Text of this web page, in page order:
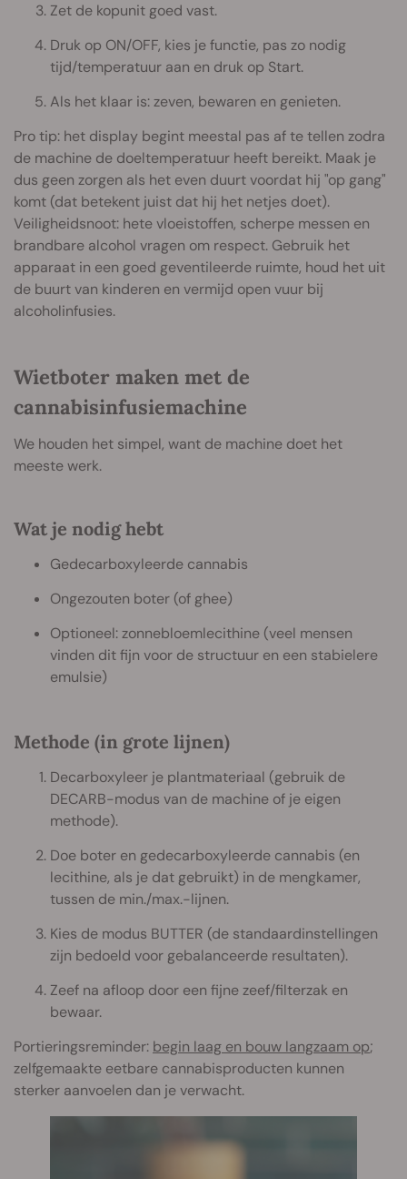
Zet de kopunit goed vast.
Druk op ON/OFF, kies je functie, pas zo nodig
tijd/temperatuur aan en druk op Start.
Als het klaar is: zeven, bewaren en genieten.
Pro tip: het display begint meestal pas af te tellen zodra
de machine de doeltemperatuur heeft bereikt. Maak je
dus geen zorgen als het even duurt voordat hij "op gang"
komt (dat betekent juist dat hij het netjes doet).
Veiligheidsnoot: hete vloeistoffen, scherpe messen en
brandbare alcohol vragen om respect. Gebruik het
apparaat in een goed geventileerde ruimte, houd het uit
de buurt van kinderen en vermijd open vuur bij
alcoholinfusies.
Wietboter maken met de
cannabisinfusiemachine
We houden het simpel, want de machine doet het
meeste werk.
Wat je nodig hebt
Gedecarboxyleerde cannabis
Ongezouten boter (of ghee)
Optioneel: zonnebloemlecithine (veel mensen
vinden dit fijn voor de structuur en een stabielere
emulsie)
Methode (in grote lijnen)
Decarboxyleer je plantmateriaal (gebruik de
DECARB-modus van de machine of je eigen
methode).
Doe boter en gedecarboxyleerde cannabis (en
lecithine, als je dat gebruikt) in de mengkamer,
tussen de min./max.-lijnen.
Kies de modus BUTTER (de standaardinstellingen
zijn bedoeld voor gebalanceerde resultaten).
Zeef na afloop door een fijne zeef/filterzak en
bewaar.
Portieringsreminder: begin laag en bouw langzaam op;
zelfgemaakte eetbare cannabisproducten kunnen
sterker aanvoelen dan je verwacht.